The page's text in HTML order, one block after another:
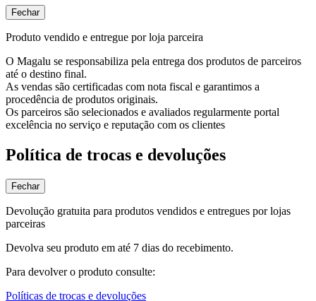
Fechar
Produto vendido e entregue por loja parceira
O Magalu se responsabiliza pela entrega dos produtos de parceiros
até o destino final.
As vendas são certificadas com nota fiscal e garantimos a
procedência de produtos originais.
Os parceiros são selecionados e avaliados regularmente portal
excelência no serviço e reputação com os clientes
Política de trocas e devoluções
Fechar
Devolução gratuita para produtos vendidos e entregues por lojas
parceiras
Devolva seu produto em até 7 dias do recebimento.
Para devolver o produto consulte:
Políticas de trocas e devoluções